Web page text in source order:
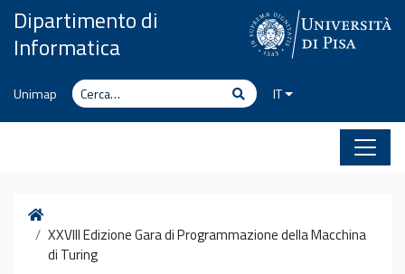
Vai al contenuto
Dipartimento di
Informatica
Unimap Cerca CercaIT
Home
XXVIII Edizione Gara di Programmazione della Macchina
di Turing